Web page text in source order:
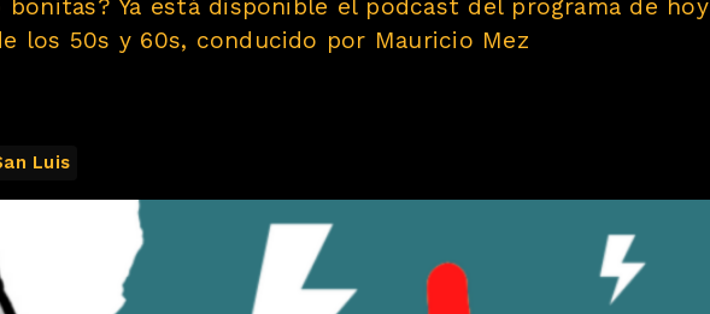
bonitas? Ya está disponible el podcast del programa de hoy
los 50s y 60s, conducido por Mauricio Mez
Luis